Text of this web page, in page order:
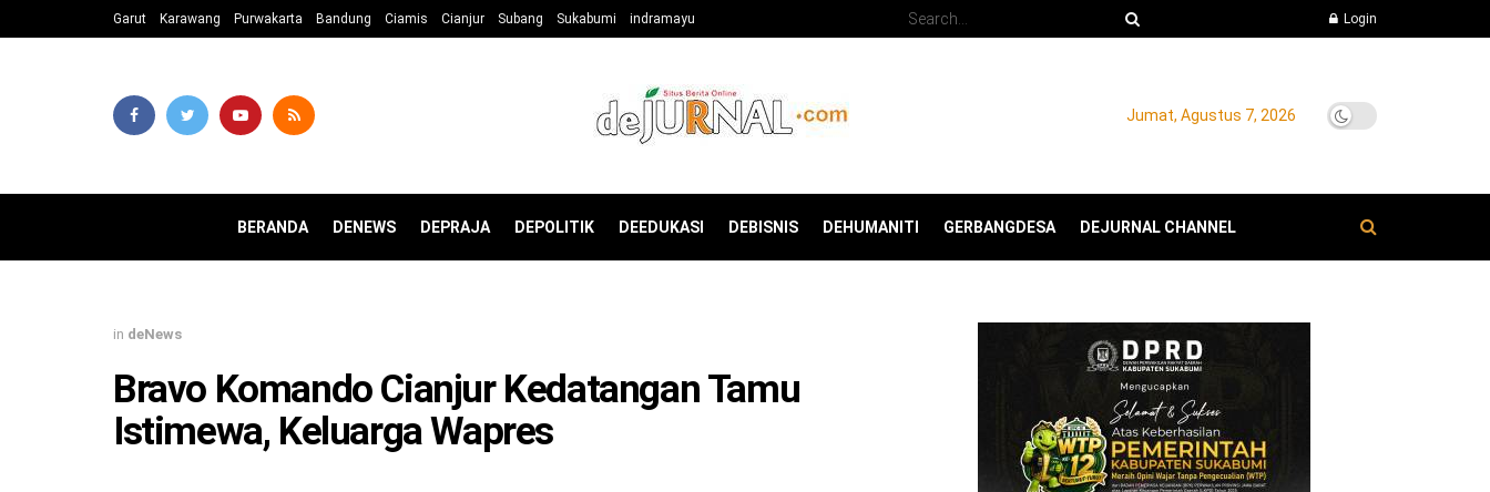
Garut Karawang Purwakarta Bandung Ciamis Cianjur Subang Sukabumi indramayu Login
Jumat, Agustus 7, 2026
BERANDA DENEWS DEPRAJA DEPOLITIK DEEDUKASI DEBISNIS DEHUMANITI GERBANGDESA DEJURNAL CHANNEL
in deNews
Bravo Komando Cianjur Kedatangan Tamu
Istimewa, Keluarga Wapres